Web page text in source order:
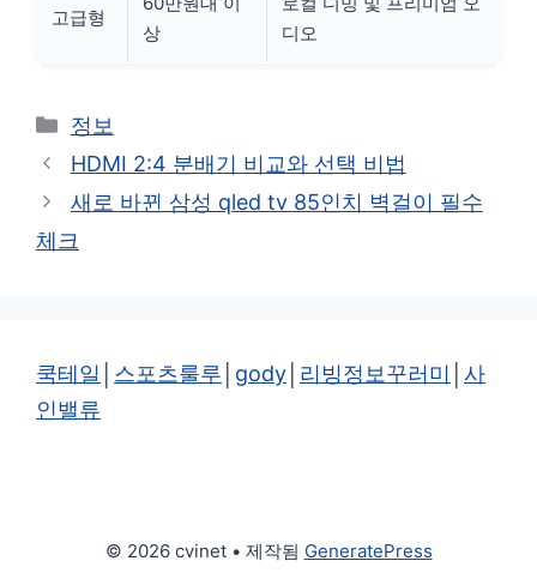
고급형
상
디오
카
테
리
정보
HDMI 2:4 분배기 비교와 선택 비법
새로 바뀐 삼성 qled tv 85인치 벽걸이 필수
체크
쿡테일 스포츠룰루 gody 리빙정보꾸러미
사
인밸류
© 2026 cvinet• 제작됨 GeneratePress